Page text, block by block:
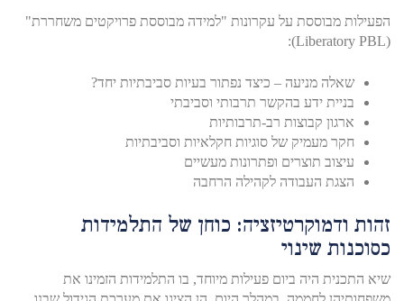
הפעילות מבוססת על עקרונות "למידה מבוססת פרויקטים משחררת"
(Liberatory PBL):
שאלה מניעה – כיצד נפתור בעיות סביבתיות יחד?
בניית ידע בהקשר תרבותי וסביבתי
ארגון קבוצות רב-תרבותיות
חקר מעמיק של סוגיות חקלאיות וסביבתיות
עיצוב תוצרים ופתרונות מעשיים
הצגת העבודה לקהילה הרחבה
זהות ודמוקרטיזציה: כוחן של התלמידות
כסוכנות שינוי
שיא התכנית היה ביום פעילות מיוחד, בו התלמידות הזמינו את